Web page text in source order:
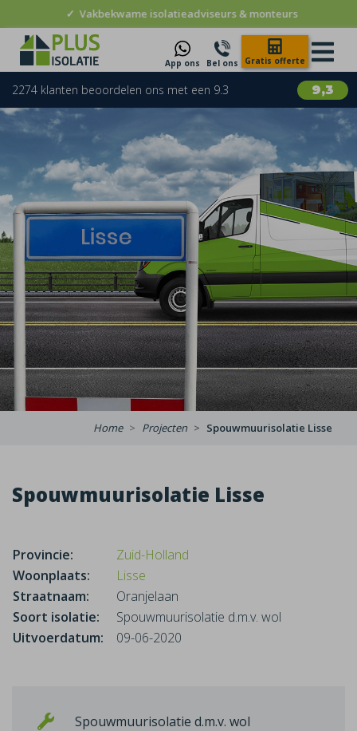
✓ Vakbekwame isolatieadviseurs & monteurs
App ons Bel ons Gratis offerte
9,3
2274 klanten beoordelen ons met een 9.3
Home Projecten Spouwmuurisolatie Lisse
Spouwmuurisolatie Lisse
Provincie:
Zuid-Holland
Woonplaats:
Lisse
Straatnaam:
Oranjelaan
Soort isolatie:
Spouwmuurisolatie d.m.v. wol
Uitvoerdatum:
09-06-2020
Spouwmuurisolatie d.m.v. wol